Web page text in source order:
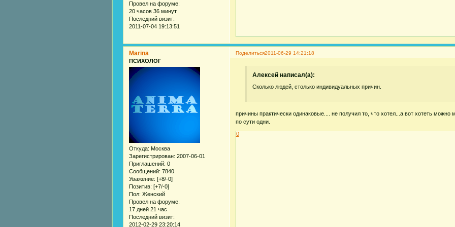
Провел на форуме:
20 часов 36 минут
Последний визит:
2011-07-04 19:13:51
Поделиться2011-06-29 14:21:18
Marina
ПСИХОЛОГ
Откуда: Москва
Зарегистрирован: 2007-06-01
Приглашений: 0
Сообщений: 7840
Уважение: [+8/-0]
Позитив: [+7/-0]
Пол: Женский
Провел на форуме:
17 дней 21 час
Последний визит:
2012-02-29 23:20:14
Алексей написал(а):
Сколько людей, столько индивидуальных причин.
причины практически одинаковые.... не получил то, что хотел...а вот хотеть можно
по сути одни.
0